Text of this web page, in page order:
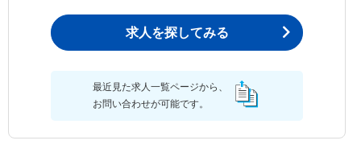
求人を探してみる
最近見た求人一覧ページから、
お問い合わせが可能です。